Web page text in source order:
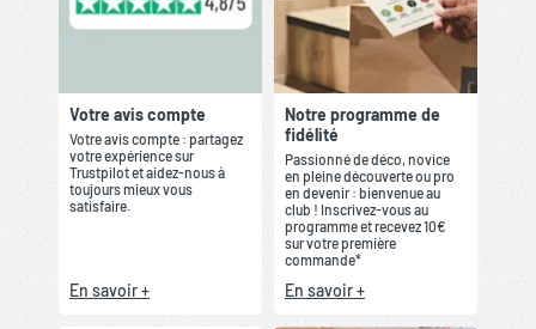
Votre avis compte
Votre avis compte : partagez
votre expérience sur
Trustpilot et aidez-nous à
toujours mieux vous
satisfaire.
En savoir +
Notre programme de
fidélité
Passionné de déco, novice
en pleine découverte ou pro
en devenir : bienvenue au
club ! Inscrivez-vous au
programme et recevez 10€
sur votre première
commande*
En savoir +